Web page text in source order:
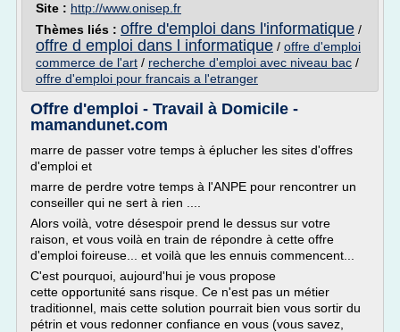
Site : http://www.onisep.fr
Thèmes liés : offre d'emploi dans l'informatique /
offre d emploi dans l informatique / offre d'emploi
commerce de l'art / recherche d'emploi avec niveau bac /
offre d'emploi pour francais a l'etranger
Offre d'emploi - Travail à Domicile -
mamandunet.com
marre de passer votre temps à éplucher les sites d'offres
d'emploi et
marre de perdre votre temps à l'ANPE pour rencontrer un
conseiller qui ne sert à rien ....
Alors voilà, votre désespoir prend le dessus sur votre
raison, et vous voilà en train de répondre à cette offre
d'emploi foireuse... et voilà que les ennuis commencent...
C'est pourquoi, aujourd'hui je vous propose
cette opportunité sans risque. Ce n'est pas un métier
traditionnel, mais cette solution pourrait bien vous sortir du
pétrin et vous redonner confiance en vous (vous savez,